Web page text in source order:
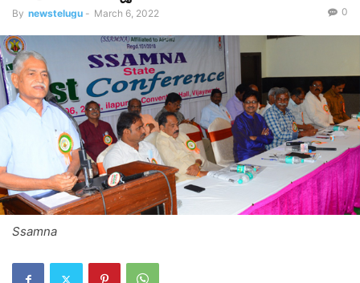
By newstelugu - March 6, 2022 0
Ssamna